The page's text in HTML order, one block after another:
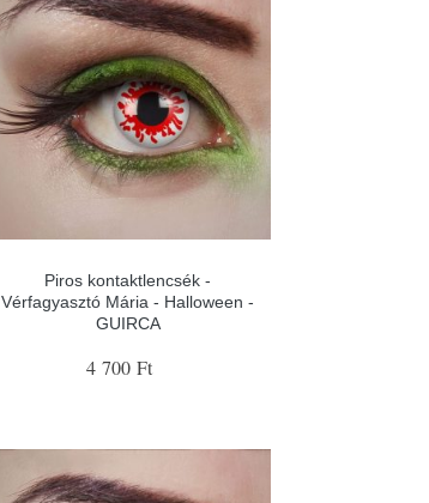
Piros kontaktlencsék -
Vérfagyasztó Mária - Halloween -
GUIRCA
4 700 Ft